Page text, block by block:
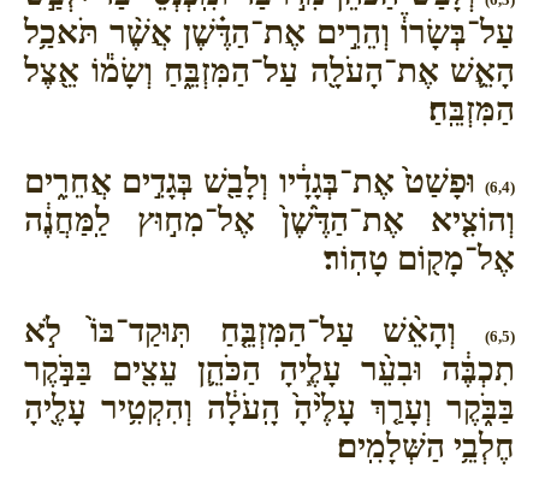
עַל־בְּשָׂרוֹ֒ וְהֵרִ֣ים אֶת־הַדֶּ֗שֶׁן אֲשֶׁ֨ר תֹּאכַ֥ל
הָאֵ֛שׁ אֶת־הָעֹלָ֖ה עַל־הַמִּזְבֵּ֑חַ וְשָׂמ֕וֹ אֵ֖צֶל
הַמִּזְבֵּֽחַ׃
(6,4)
וּפָשַׁט֙ אֶת־בְּגָדָ֔יו וְלָבַ֖שׁ בְּגָדִ֣ים אֲחֵרִ֑ים
וְהוֹצִ֤יא אֶת־הַדֶּ֙שֶׁן֙ אֶל־מִח֣וּץ לַֽמַּחֲנֶ֔ה
אֶל־מָק֖וֹם טָהֽוֹר׃
(6,5)
וְהָאֵ֨שׁ עַל־הַמִּזְבֵּ֤חַ תּֽוּקַד־בּוֹ֙ לֹ֣א
תִכְבֶּ֔ה וּבִעֵ֨ר עָלֶ֧יהָ הַכֹּהֵ֛ן עֵצִ֖ים בַּבֹּ֣קֶר
בַּבֹּ֑קֶר וְעָרַ֤ךְ עָלֶ֙יהָ֙ הָֽעֹלָ֔ה וְהִקְטִ֥יר עָלֶ֖יהָ
חֶלְבֵ֥י הַשְּׁלָמִֽים׃